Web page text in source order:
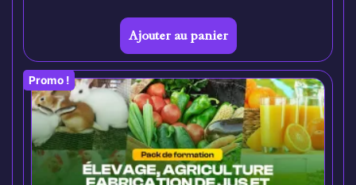
Ajouter au panier
Promo !